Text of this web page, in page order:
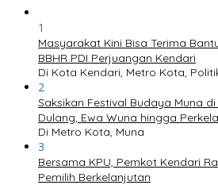
1
Masyarakat Kini Bisa Terima
BBHR PDI Perjuangan Kendari
Di Kota Kendari, Metro Kota,
2
Saksikan Festival Budaya Muna
Dulang, Ewa Wuna hingga
Di Metro Kota, Muna
3
Bersama KPU, Pemkot Kendari
Pemilih Berkelanjutan